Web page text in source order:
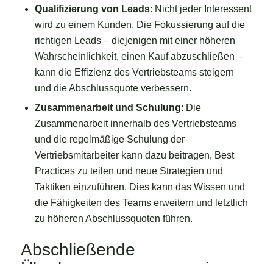
Qualifizierung von Leads: Nicht jeder Interessent
wird zu einem Kunden. Die Fokussierung auf die
richtigen Leads – diejenigen mit einer höheren
Wahrscheinlichkeit, einen Kauf abzuschließen –
kann die Effizienz des Vertriebsteams steigern
und die Abschlussquote verbessern.
Zusammenarbeit und Schulung: Die
Zusammenarbeit innerhalb des Vertriebsteams
und die regelmäßige Schulung der
Vertriebsmitarbeiter kann dazu beitragen, Best
Practices zu teilen und neue Strategien und
Taktiken einzuführen. Dies kann das Wissen und
die Fähigkeiten des Teams erweitern und letztlich
zu höheren Abschlussquoten führen.
Abschließende